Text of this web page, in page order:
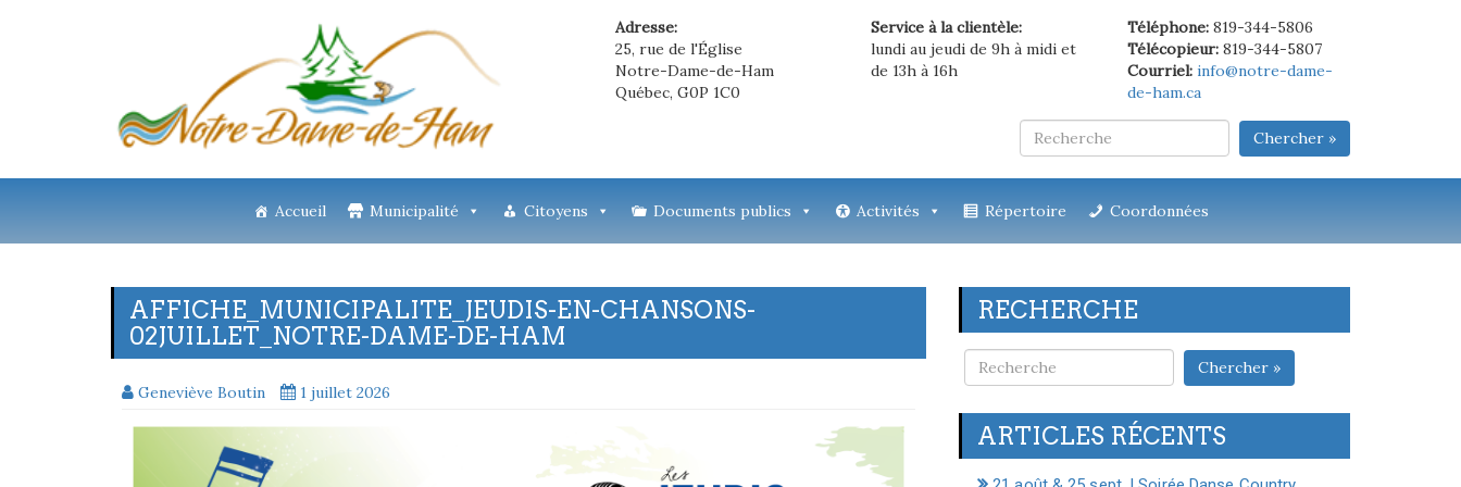
Adresse:
25, rue de l'Église
Notre-Dame-de-Ham
Québec, G0P 1C0
Service à la clientèle:
lundi au jeudi de 9h à midi et
de 13h à 16h
Téléphone:819-344-5806
Télécopieur:819-344-5807
Courriel: info@notre-dame-
de-ham.ca
Chercher »
Accueil Municipalité Citoyens Documents publics Activités Répertoire Coordonnées
AFFICHE_MUNICIPALITE_JEUDIS-EN-CHANSONS-
02JUILLET_NOTRE-DAME-DE-HAM
Geneviève Boutin 1 juillet 2026
RECHERCHE
Chercher »
ARTICLES RÉCENTS